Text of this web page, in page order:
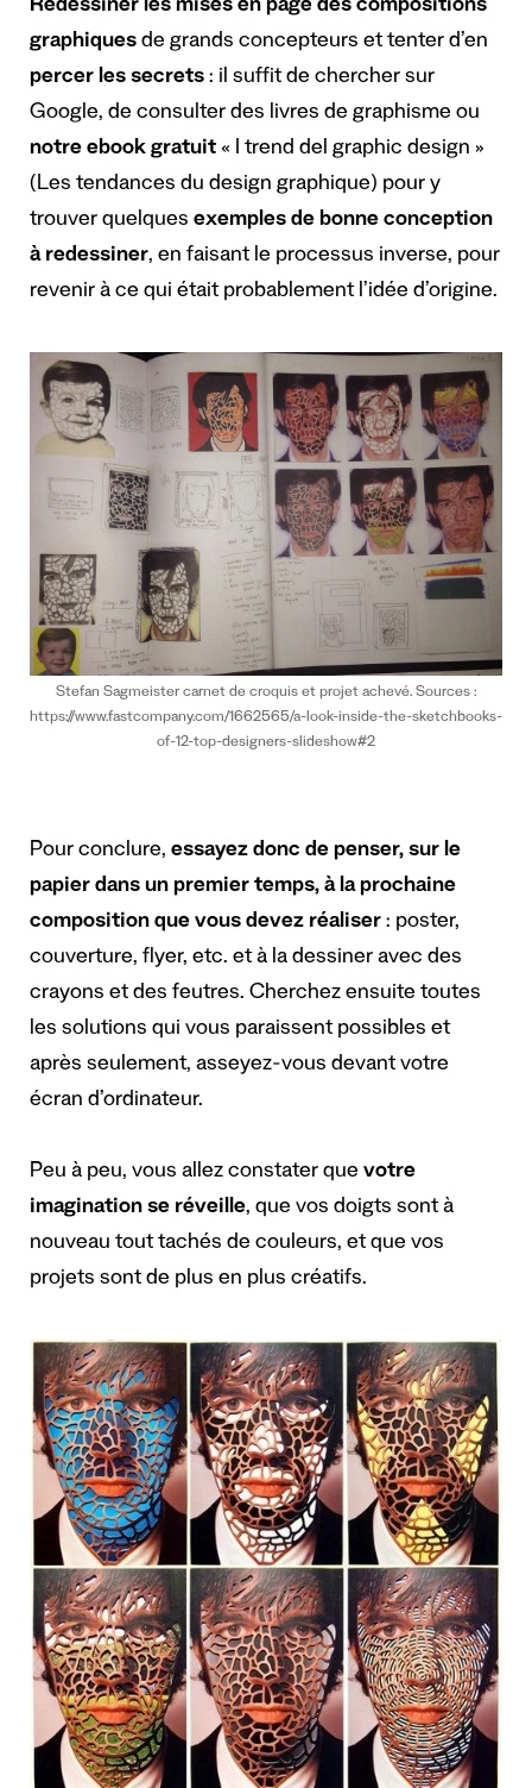
Redessiner les mises en page des compositions
graphiques de grands concepteurs et tenter d’en
percer les secrets : il suffit de chercher sur
Google, de consulter des livres de graphisme ou
notre ebook gratuit « I trend del graphic design »
(Les tendances du design graphique) pour y
trouver quelques exemples de bonne conception
à redessiner, en faisant le processus inverse, pour
revenir à ce qui était probablement l’idée d’origine.
Stefan Sagmeister carnet de croquis et projet achevé. Sources :
https://www.fastcompany.com/1662565/a-look-inside-the-sketchbooks-
of-12-top-designers-slideshow#2
Pour conclure, essayez donc de penser, sur le
papier dans un premier temps, à la prochaine
composition que vous devez réaliser : poster,
couverture, flyer, etc. et à la dessiner avec des
crayons et des feutres. Cherchez ensuite toutes
les solutions qui vous paraissent possibles et
après seulement, asseyez-vous devant votre
écran d’ordinateur.
Peu à peu, vous allez constater que votre
imagination se réveille, que vos doigts sont à
nouveau tout tachés de couleurs, et que vos
projets sont de plus en plus créatifs.